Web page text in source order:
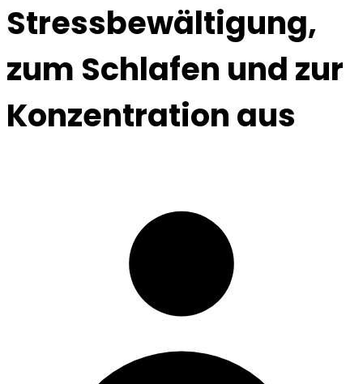
Stressbewältigung,
zum Schlafen und zur
Konzentration aus